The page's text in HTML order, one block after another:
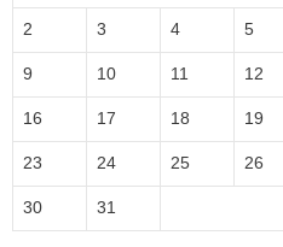
2 3 4 5
9 10 11 12
16 17 18 19
23 24 25 26
30 31